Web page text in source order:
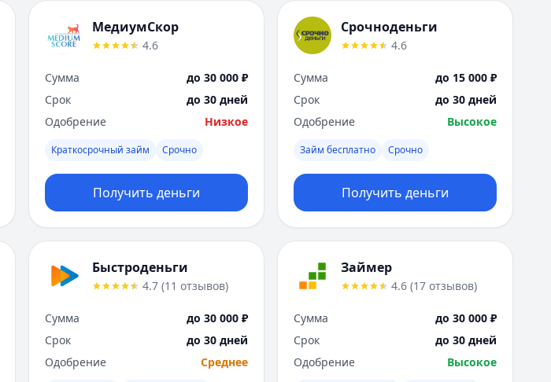
Красноярск
Курск
Магнитогорск
Махачкала
Набережные Челны
Новокузнецк
О
МедиумСкор
4.6
Сумма
до 30 000 ₽
Срок
до 30 дней
Одобрение
Низкое
Краткосрочный займ Срочно
Получить деньги
Срочноденьги
4.6
Сумма
до 15 000 ₽
Срок
до 30 дней
Одобрение
Высокое
Займ бесплатно Срочно
Получить деньги
Быстроденьги
4.7 (11 отзывов)
Сумма
до 30 000 ₽
Срок
до 30 дней
Одобрение
Среднее
Займер
4.6 (17 отзывов)
Сумма
до 30 000 ₽
Срок
до 30 дней
Одобрение
Высокое